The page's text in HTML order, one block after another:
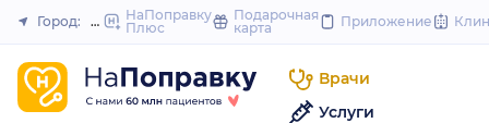
to
Закрыть
Город: Нижний Новгород
НаПоправку
Плюс
Подарочная
карта
Приложение
Врачи
Услуги